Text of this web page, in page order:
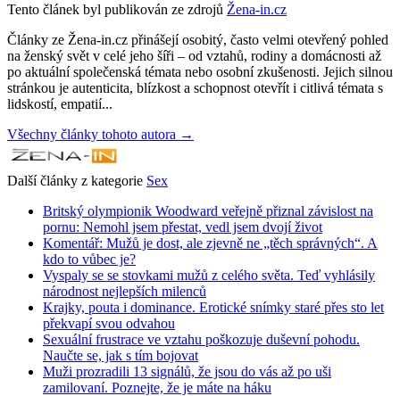
Tento článek byl publikován ze zdrojů Žena-in.cz
Články ze Žena-in.cz přinášejí osobitý, často velmi otevřený pohled
na ženský svět v celé jeho šíři – od vztahů, rodiny a domácnosti až
po aktuální společenská témata nebo osobní zkušenosti. Jejich silnou
stránkou je autenticita, blízkost a schopnost otevřít i citlivá témata s
lidskostí, empatií...
Všechny články tohoto autora →
Další články z kategorie Sex
Britský olympionik Woodward veřejně přiznal závislost na
pornu: Nemohl jsem přestat, vedl jsem dvojí život
Komentář: Mužů je dost, ale zjevně ne „těch správných“. A
kdo to vůbec je?
Vyspaly se se stovkami mužů z celého světa. Teď vyhlásily
národnost nejlepších milenců
Krajky, pouta i dominance. Erotické snímky staré přes sto let
překvapí svou odvahou
Sexuální frustrace ve vztahu poškozuje duševní pohodu.
Naučte se, jak s tím bojovat
Muži prozradili 13 signálů, že jsou do vás až po uši
zamilovaní. Poznejte, že je máte na háku